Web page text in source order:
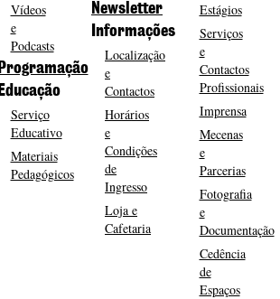
Vídeos
e
Podcasts
Programação
Educação
Serviço
Educativo
Materiais
Pedagógicos
Newsletter
Informações
Localização
e
Contactos
Horários
e
Condições
de
Ingresso
Loja e
Cafetaria
Estágios
Serviços
e
Contactos
Profissionais
Imprensa
Mecenas
e
Parcerias
Fotografia
e
Documentação
Cedência
de
Espaços